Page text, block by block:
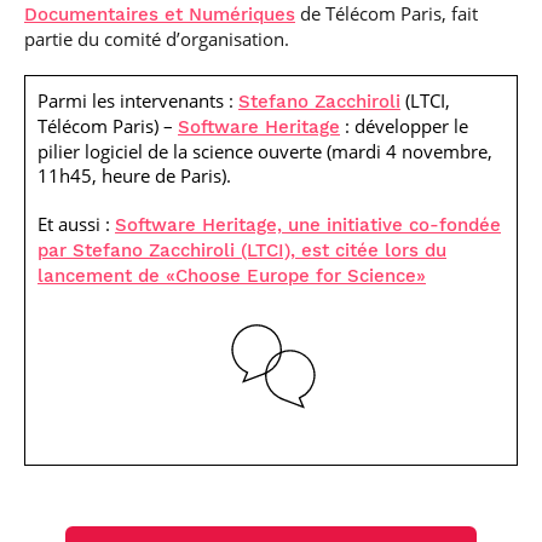
Documentaires et Numériques de Télécom Paris, fait
partie du comité d’organisation.
Parmi les intervenants : Stefano Zacchiroli (LTCI,
Télécom Paris) – Software Heritage : développer le
pilier logiciel de la science ouverte (mardi 4 novembre,
11h45, heure de Paris).
Et aussi : Software Heritage, une initiative co-fondée
par Stefano Zacchiroli (LTCI), est citée lors du
lancement de «Choose Europe for Science»